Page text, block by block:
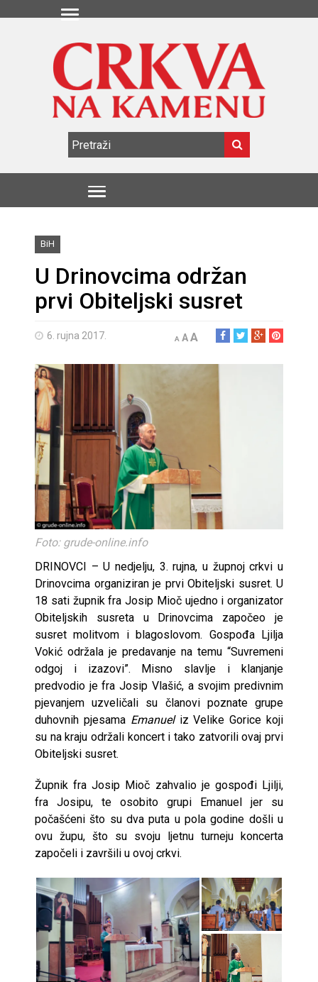
BiH
U Drinovcima održan
prvi Obiteljski susret
6. rujna 2017. A AA
Foto: grude-online.info
DRINOVCI – U nedjelju, 3. rujna, u župnoj crkvi u
Drinovcima organiziran je prvi Obiteljski susret. U
18 sati župnik fra Josip Mioč ujedno i organizator
Obiteljskih susreta u Drinovcima započeo je
susret molitvom i blagoslovom. Gospođa Ljilja
Vokić održala je predavanje na temu “Suvremeni
odgoj i izazovi”. Misno slavlje i klanjanje
predvodio je fra Josip Vlašić, a svojim predivnim
pjevanjem uzveličali su članovi poznate grupe
duhovnih pjesama Emanueliz Velike Gorice koji
su na kraju održali koncert i tako zatvorili ovaj prvi
Obiteljski susret.
Župnik fra Josip Mioč zahvalio je gospođi Ljilji,
fra Josipu, te osobito grupi Emanuel jer su
počašćeni što su dva puta u pola godine došli u
ovu župu, što su svoju ljetnu turneju koncerta
započeli i završili u ovoj crkvi.